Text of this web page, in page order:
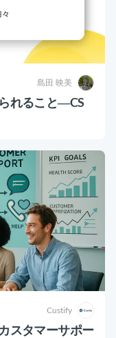
島田 映美
れること―CS
Custify
スタマーサポー